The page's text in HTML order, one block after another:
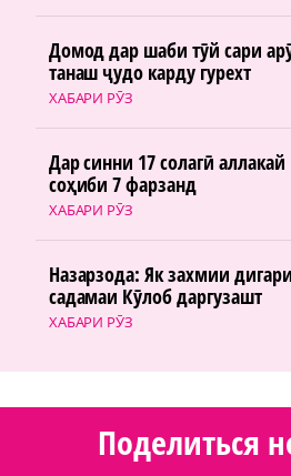
ХАБАРИ РӮЗ
Домод дар шаби тӯй сари
танаш ҷудо карду гурехт
ХАБАРИ РӮЗ
Дар синни 17 солагӣ аллакай
соҳиби 7 фарзанд
ХАБАРИ РӮЗ
Назарзода: Як захмии дигари
садамаи Кӯлоб даргузашт
Поделиться